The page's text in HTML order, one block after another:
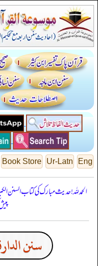
Eng
Ur-Latn
Book Store
الحمدللہ! حدیث مبارک کی کتاب السنن
سنن